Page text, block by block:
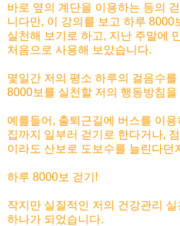
바로 옆의 계단을 이용하는 등의
니다만, 이 강의를 보고 하루 8000
실천해 보기로 하고, 지난 주말에
처음으로 사용해 보았습니다.
몇일간 저의 평소 하루의 걸음수
8000보를 실천할 저의 행동방침
예를들어, 출퇴근길에 버스를 이용
집까지 일부러 걷기로 한다거나,
이라도 산보로 도보수를 늘린다던
하루 8000보 걷기!
작지만 실질적인 저의 건강관리 실
하나가 되었습니다.